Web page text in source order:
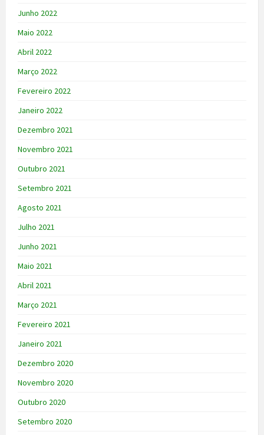
Junho 2022
Maio 2022
Abril 2022
Março 2022
Fevereiro 2022
Janeiro 2022
Dezembro 2021
Novembro 2021
Outubro 2021
Setembro 2021
Agosto 2021
Julho 2021
Junho 2021
Maio 2021
Abril 2021
Março 2021
Fevereiro 2021
Janeiro 2021
Dezembro 2020
Novembro 2020
Outubro 2020
Setembro 2020